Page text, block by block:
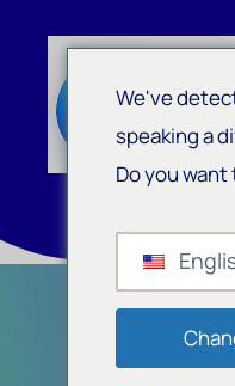
We've
speaking a
Do you